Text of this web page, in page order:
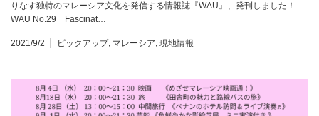
りなす独特のマレーシア文化を発信する情報誌『WAU』、発刊しました！
WAU No.29 Fascinat…
2021/9/2 ピックアップ, マレーシア, 現地情報